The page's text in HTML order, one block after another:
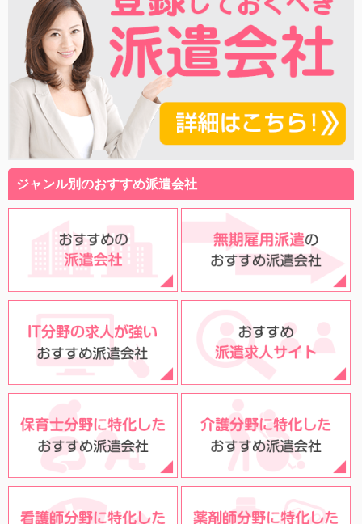
ジャンル別のおすすめ派遣会社